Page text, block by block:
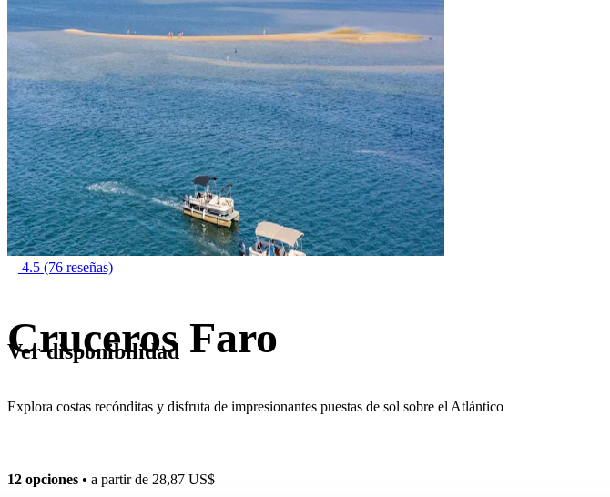
4.5 (76 reseñas)
Cruceros Faro
Explora costas recónditas y disfruta de impresionantes puestas de sol sobre el Atlántico
Ver disponibilidad
12 opciones • a partir de 28,87 US$